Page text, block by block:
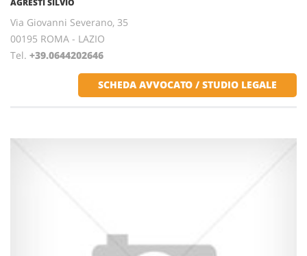
AGRESTI SILVIO
Via Giovanni Severano, 35
00195 ROMA - LAZIO
Tel. +39.0644202646
SCHEDA AVVOCATO / STUDIO LEGALE